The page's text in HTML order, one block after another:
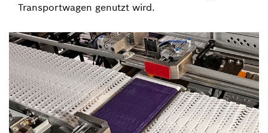
Transportwagen genutzt wird.